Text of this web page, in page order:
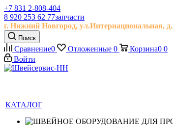
+7 831 2-808-404
8 920 253 62 77запчасти
г. Нижний Новгород, ул.Интернациональная, д.
Поиск
Сравнение0 Отложенные 0 Корзина0 0
Войти
КАТАЛОГ